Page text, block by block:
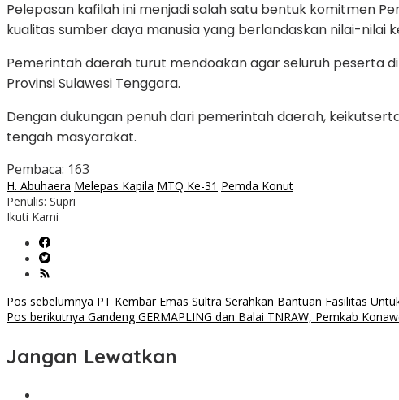
Pelepasan kafilah ini menjadi salah satu bentuk komitmen
kualitas sumber daya manusia yang berlandaskan nilai-nilai
Pemerintah daerah turut mendoakan agar seluruh peserta
Provinsi Sulawesi Tenggara.
Dengan dukungan penuh dari pemerintah daerah,
tengah masyarakat.
Pembaca: 163
H. Abuhaera Melepas Kapila MTQ Ke-31 Pemda Konut
Penulis: Supri
Ikuti Kami
Navigasi
Pos sebelumnya PT Kembar Emas Sultra Serahkan Bantuan Fasilitas
Pos berikutnya Gandeng GERMAPLING dan Balai TNRAW, Pemkab
Jangan Lewatkan